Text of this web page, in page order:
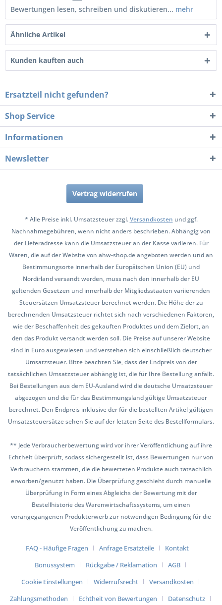
Bewertungen lesen, schreiben und diskutieren... mehr
Ähnliche Artikel
Kunden kauften auch
Ersatzteil nicht gefunden?
Shop Service
Informationen
Newsletter
Vertrag widerrufen
* Alle Preise inkl. Umsatzsteuer zzgl.Versandkosten und ggf.
Nachnahmegebühren, wenn nicht anders beschrieben. Abhängig von
der Lieferadresse kann die Umsatzsteuer an der Kasse variieren. Für
Waren, die auf der Website von ahw-shop.de angeboten werden und an
Bestimmungsorte innerhalb der Europäischen Union (EU) und
Nordirland versandt werden, muss nach den innerhalb der EU
geltenden Gesetzen und innerhalb der Mitgliedsstaaten variierenden
Steuersätzen Umsatzsteuer berechnet werden. Die Höhe der zu
berechnenden Umsatzsteuer richtet sich nach verschiedenen Faktoren,
wie der Beschaffenheit des gekauften Produktes und dem Zielort, an
den das Produkt versandt werden soll. Die Preise auf unserer Website
sind in Euro ausgewiesen und verstehen sich einschließlich deutscher
Umsatzsteuer. Bitte beachten Sie, dass der Endpreis von der
tatsächlichen Umsatzsteuer abhängig ist, die für Ihre Bestellung anfällt.
Bei Bestellungen aus dem EU-Ausland wird die deutsche Umsatzsteuer
abgezogen und die für das Bestimmungsland gültige Umsatzsteuer
berechnet. Den Endpreis inklusive der für die bestellten Artikel gültigen
Umsatzsteuersätze sehen Sie auf der letzten Seite des Bestellformulars.
** Jede Verbraucherbewertung wird vor ihrer Veröffentlichung auf ihre
Echtheit überprüft, sodass sichergestellt ist, dass Bewertungen nur von
Verbrauchern stammen, die die bewerteten Produkte auch tatsächlich
erworben/genutzt haben. Die Überprüfung geschieht durch manuelle
Überprüfung in Form eines Abgleichs der Bewertung mit der
Bestellhistorie des Warenwirtschaftssystems, um einen
vorangegangenen Produkterwerb zur notwendigen Bedingung für die
Veröffentlichung zu machen.
FAQ - Häufige Fragen Anfrage Ersatzteile
Kontakt
Bonussystem
Rückgabe / Reklamation
AGB
Cookie Einstellungen
Widerrufsrecht
Versandkosten
Zahlungsmethoden
Echtheit von Bewertungen Datenschutz